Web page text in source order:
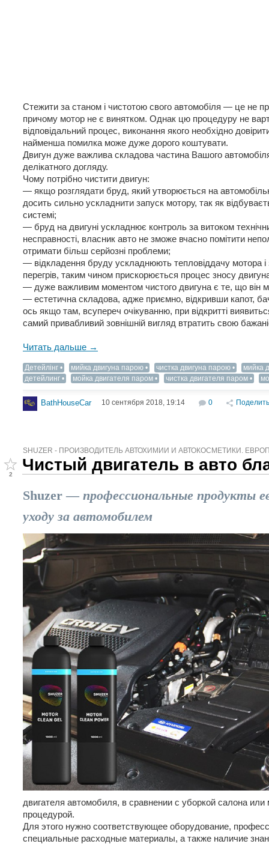
Стежити за станом і чистотою свого автомобіля — це не
причому мотор не є винятком. Однак цю процедуру не
відповідальний процес, виконання якого необхідно
найменша помилка може дуже дорого коштувати.
Двигун дуже важлива складова частина Вашого
делікатного догляду.
Чому потрібно чистити двигун:
— якщо розглядати бруд, який утворюється на
досить сильно ускладнити запуск мотору, так як
системі;
— бруд на двигуні ускладнює контроль за витоком
несправності, власник авто не зможе вчасно помітити
отримати більш серйозні проблеми;
— відкладення бруду ускладнюють тепловіддачу мотора
перегрів, таким чином прискорюється процес зносу двигуна
— дуже важливим моментом чистого двигуна є те, що він
— естетична складова, адже приємно, відкривши капот,
ось якщо там, всупереч очікуванню, при відкритті
самий привабливий зовнішній вигляд втратить свою
Читать дальше →
Детейлінг мийка двигуна парою чистка двигуна парою
мийка
детейлинг
мойка двигателя паром чистка двигателя паром
BathHouseCar 10 сентября 2018, 19:14 0
SHUZER - ПРОИЗВОДИТЕЛЬ АВТОХИМИИ И АВТОКОСМЕТИКИ.
2
Чистый двигатель в авто
Shuzer — профессиональные продукты
уходу за автомобилем
двигателя автомобиля, в сравнении с уборкой салона
процедурой.
Для этого нужно соответствующее оборудование,
специальные расходные материалы, а также наличие